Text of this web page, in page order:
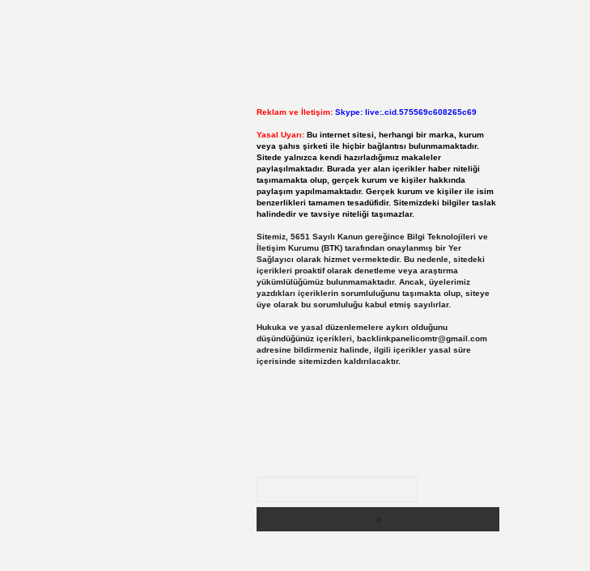
Reklam ve İletişim: Skype: live:.cid.575569c608265c69
Yasal Uyarı: Bu internet sitesi, herhangi bir marka, kurum
veya şahıs şirketi ile hiçbir bağlantısı bulunmamaktadır.
Sitede yalnızca kendi hazırladığımız makaleler
paylaşılmaktadır. Burada yer alan içerikler haber niteliği
taşımamakta olup, gerçek kurum ve kişiler hakkında
paylaşım yapılmamaktadır. Gerçek kurum ve kişiler ile isim
benzerlikleri tamamen tesadüfidir. Sitemizdeki bilgiler taslak
halindedir ve tavsiye niteliği taşımazlar.
Sitemiz, 5651 Sayılı Kanun gereğince Bilgi Teknolojileri ve
İletişim Kurumu (BTK) tarafından onaylanmış bir Yer
Sağlayıcı olarak hizmet vermektedir. Bu nedenle, sitedeki
içerikleri proaktif olarak denetleme veya araştırma
yükümlülüğümüz bulunmamaktadır. Ancak, üyelerimiz
yazdıkları içeriklerin sorumluluğunu taşımakta olup, siteye
üye olarak bu sorumluluğu kabul etmiş sayılırlar.
Hukuka ve yasal düzenlemelere aykırı olduğunu
düşündüğünüz içerikleri, backlinkpanelicomtr@gmail.com
adresine bildirmeniz halinde, ilgili içerikler yasal süre
içerisinde sitemizden kaldırılacaktır.